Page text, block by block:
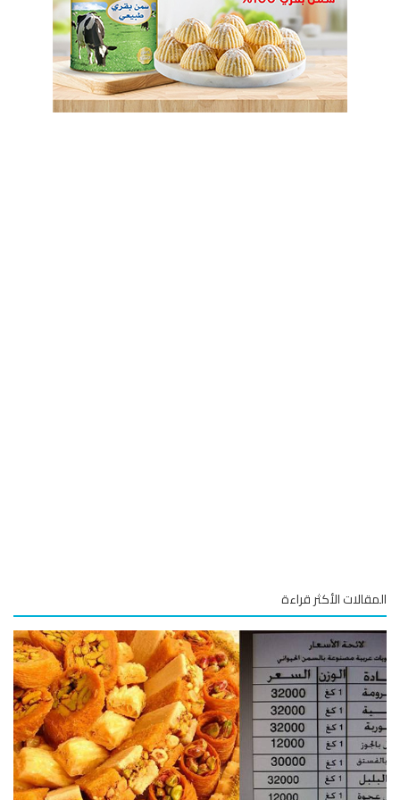
الأكثر قراءة